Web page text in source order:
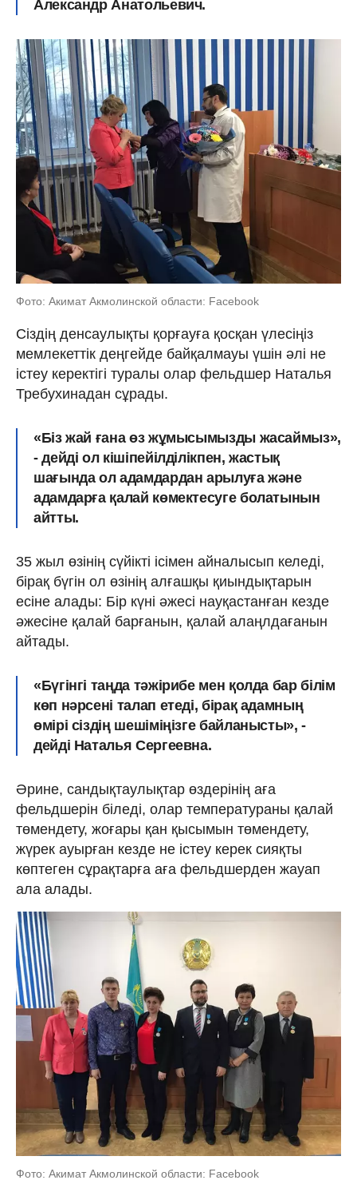
Александр Анатольевич.
Фото: Акимат Акмолинской области: Facebook
Сіздің денсаулықты қорғауға қосқан үлесіңіз
мемлекеттік деңгейде байқалмауы үшін әлі не
істеу керектігі туралы олар фельдшер Наталья
Требухинадан сұрады.
«Біз жай ғана өз жұмысымызды жасаймыз»,
- дейді ол кішіпейілділікпен, жастық
шағында ол адамдардан арылуға және
адамдарға қалай көмектесуге болатынын
айтты.
35 жыл өзінің сүйікті ісімен айналысып келеді,
бірақ бүгін ол өзінің алғашқы қиындықтарын
есіне алады: Бір күні әжесі науқастанған кезде
әжесіне қалай барғанын, қалай алаңлдағанын
айтады.
«Бүгінгі таңда тәжірибе мен қолда бар білім
көп нәрсені талап етеді, бірақ адамның
өмірі сіздің шешіміңізге байланысты», -
дейді Наталья Сергеевна.
Әрине, сандықтаулықтар өздерінің аға
фельдшерін біледі, олар температураны қалай
төмендету, жоғары қан қысымын төмендету,
жүрек ауырған кезде не істеу керек сияқты
көптеген сұрақтарға аға фельдшерден жауап
ала алады.
Фото: Акимат Акмолинской области: Facebook